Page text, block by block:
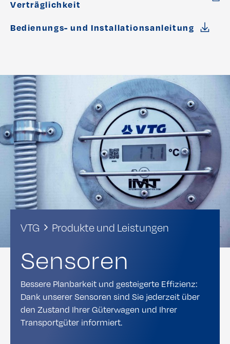
Verträglichkeit
Bedienungs- und Installationsanleitung
VTG Produkte und Leistungen
Sensoren
Bessere Planbarkeit und gesteigerte Effizienz:
Dank unserer Sensoren sind Sie jederzeit über
den Zustand Ihrer Güterwagen und Ihrer
Transportgüter informiert.